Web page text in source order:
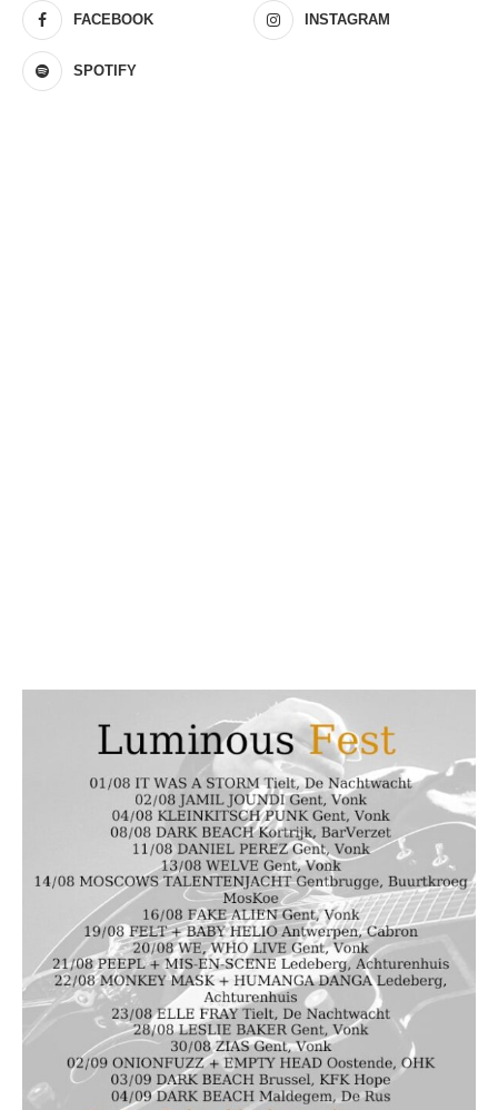
FACEBOOK INSTAGRAM
SPOTIFY